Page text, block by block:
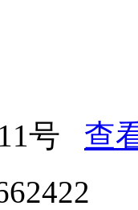
号 查